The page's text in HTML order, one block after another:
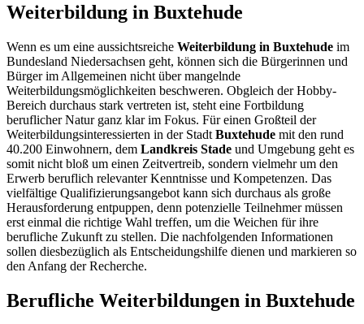
Weiterbildung in Buxtehude
Wenn es um eine aussichtsreiche Weiterbildung in Buxtehude im
Bundesland Niedersachsen geht, können sich die Bürgerinnen und
Bürger im Allgemeinen nicht über mangelnde
Weiterbildungsmöglichkeiten beschweren. Obgleich der Hobby-
Bereich durchaus stark vertreten ist, steht eine Fortbildung
beruflicher Natur ganz klar im Fokus. Für einen Großteil der
Weiterbildungsinteressierten in der Stadt Buxtehude mit den rund
40.200 Einwohnern, dem Landkreis Stade und Umgebung geht es
somit nicht bloß um einen Zeitvertreib, sondern vielmehr um den
Erwerb beruflich relevanter Kenntnisse und Kompetenzen. Das
vielfältige Qualifizierungsangebot kann sich durchaus als große
Herausforderung entpuppen, denn potenzielle Teilnehmer müssen
erst einmal die richtige Wahl treffen, um die Weichen für ihre
berufliche Zukunft zu stellen. Die nachfolgenden Informationen
sollen diesbezüglich als Entscheidungshilfe dienen und markieren so
den Anfang der Recherche.
Berufliche Weiterbildungen in Buxtehude